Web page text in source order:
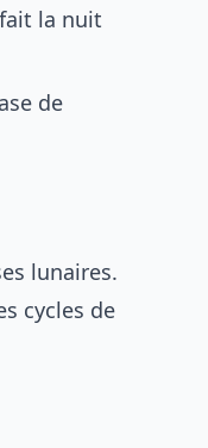
la nuit
de
lunaires.
cycles de